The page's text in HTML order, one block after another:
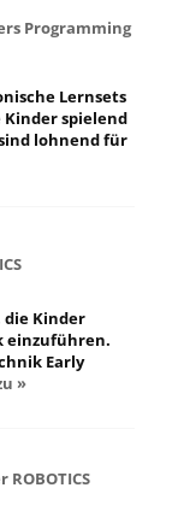
Programming
Lernsets
spielend
lohnend für
die Kinder
einzuführen.
Early
»